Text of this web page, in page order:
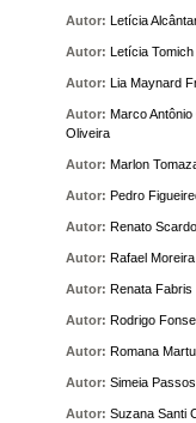
Autor: Letícia
Autor: Letícia
Autor: Lia Maynard
Autor: Marco
Oliveira
Autor: Marlon
Autor: Pedro
Autor: Renato
Autor: Rafael
Autor: Renata Fabris
Autor: Rodrigo
Autor: Romana
Autor: Simeia
Autor: Suzana Santi